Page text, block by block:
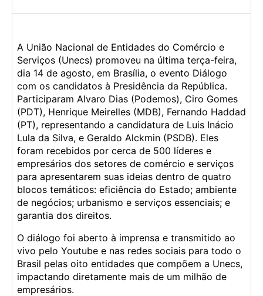
A União Nacional de Entidades do Comércio e
Serviços (Unecs) promoveu na última terça-feira,
dia 14 de agosto, em Brasília, o evento Diálogo
com os candidatos à Presidência da República.
Participaram Alvaro Dias (Podemos), Ciro Gomes
(PDT), Henrique Meirelles (MDB), Fernando Haddad
(PT), representando a candidatura de Luis Inácio
Lula da Silva, e Geraldo Alckmin (PSDB). Eles
foram recebidos por cerca de 500 líderes e
empresários dos setores de comércio e serviços
para apresentarem suas ideias dentro de quatro
blocos temáticos: eficiência do Estado; ambiente
de negócios; urbanismo e serviços essenciais; e
garantia dos direitos.
O diálogo foi aberto à imprensa e transmitido ao
vivo pelo Youtube e nas redes sociais para todo o
Brasil pelas oito entidades que compõem a Unecs,
impactando diretamente mais de um milhão de
empresários.